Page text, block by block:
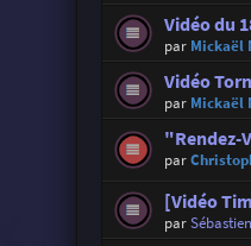
Vidéo du
par Mickaël
Vidéo
par Mickaël
"Rendez-
par
[Vidéo
par